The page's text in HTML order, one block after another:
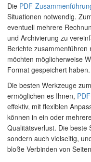
Die PDF-
Situationen notwendig.
eventuell mehrere
und Archivierung zu
Berichte
möchten möglicherweise
Format gespeichert haben.
Die besten Werkzeuge
ermöglichen es Ihnen,
effektiv, mit flexiblen
können in ein oder
Qualitätsverlust. Die beste
sondern auch vielseitig,
bloße Verbinden von